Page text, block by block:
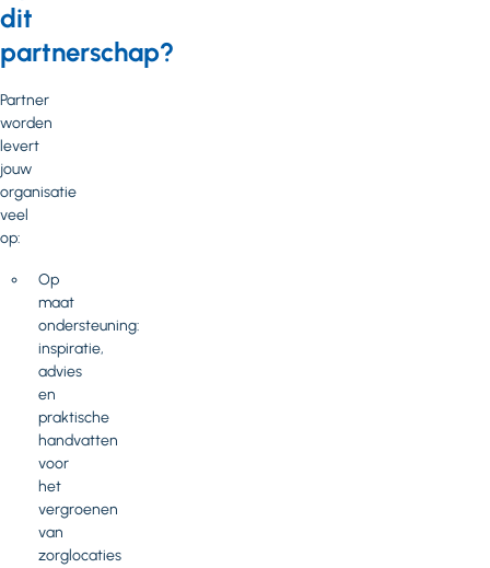
dit
partnerschap?
Partner
worden
levert
jouw
organisatie
veel
op:
Op
maat
ondersteuning:
inspiratie,
advies
en
praktische
handvatten
voor
het
vergroenen
van
zorglocaties